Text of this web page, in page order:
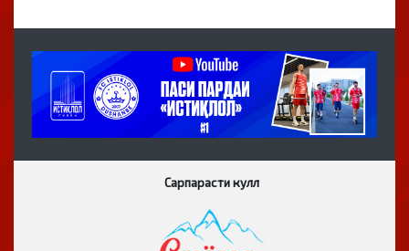
Сарпарасти кулл